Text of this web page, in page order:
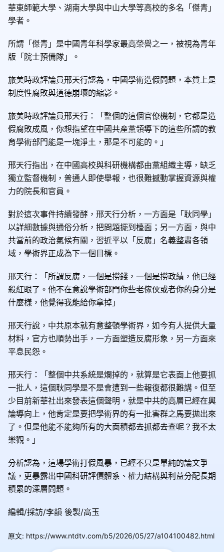
華東師範大學、湖南大學與中山大學等高校的多名「傑青」
學者。
所謂「傑青」是中國青年科學家最高榮譽之一，被視為青年
版「院士預備隊」。
旅美時政評論員邢天行認為，中國學術造假問題，本質上是
制度性腐敗與道德崩壞的縮影。
旅美時政評論員邢天行：「整個的這個官僚機制，它都是造
假腐敗成風，你想指望在中國共產黨領導下的這些所謂的教
育學術部門能是一塊淨土，那是不可能的。」
邢天行指出，在中國高校與科研機構都由黨組織主導，缺乏
獨立監督機制，普通人即使舉報，也很難撼動掌握資源與權
力的院長和官員。
對於這次事件持續發酵，邢天行分析，一方面是「耿同學」
以詳細數據與通俗分析，把問題擺到檯面；另一方面，與中
共當前的政治氣候有關，習近平以「反腐」名義整肅各領
域，學術界正成為下一個目標。
邢天行：「所謂反腐，一個是撈錢，一個是撈政績，他已經
殺紅眼了。他不在意說學術部門你些老傢伙或者你的身分是
什麼樣，他覺得我能給你拿掉」
邢天行說，中共原本就有意整頓學術界，如今有人提供大量
材料，官方也順勢出手，一方面塑造反腐形象，另一方面來
平息民怨。
邢天行：「整個中共系統是爛掉的，就算是它表面上他要抓
一批人，這個耿同學是不是會遭到一些報復都很難講。但至
少目前新華社出來發表這個聲明，就是中共的高層已經在輿
論導向上，他肯定是要把學術界的有一批害群之馬要拋出來
了。但是他能不能夠所有的大面積都去抓都去查呢？我不太
樂觀。」
分析認為，這場學術打假風暴，已經不只是單純的論文爭
議，更暴露出中國科研評價體系、權力結構與利益分配長期
積累的深層問題。
編輯/採訪/李韻 後製/高玉
原文: https://www.ntdtv.com/b5/2026/05/27/a104100482.html